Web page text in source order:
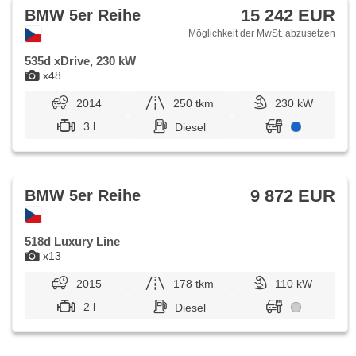
x48
BMW 5er Reihe 15 242 EUR
Möglichkeit der MwSt. abzusetzen
535d xDrive, 230 kW
2014 250 tkm
230 kW
3 l
Diesel
x13
BMW 5er Reihe 9 872 EUR
518d Luxury Line
2015 178 tkm
110 kW
2 l
Diesel